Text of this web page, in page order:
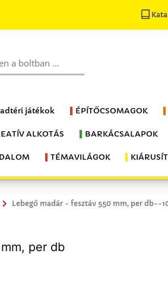
játékok ÉPÍTŐCSOMAGOK
ALKOTÁS BARKÁCSALAPOK
TÉMAVILÁGOK
Lebegő madár - fesztáv 550 mm, per db--
per db